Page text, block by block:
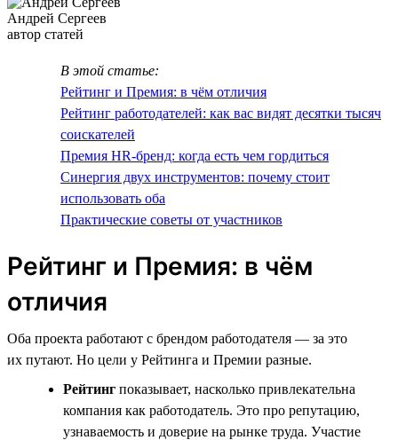
Андрей Сергеев
автор статей
В этой статье:
Рейтинг и Премия: в чём отличия
Рейтинг работодателей: как вас видят десятки тысяч
соискателей
Премия HR-бренд: когда есть чем гордиться
Синергия двух инструментов: почему стоит
использовать оба
Практические советы от участников
Рейтинг и Премия: в чём
отличия
Оба проекта работают с брендом работодателя — за это
их путают. Но цели у Рейтинга и Премии разные.
Рейтинг показывает, насколько привлекательна
компания как работодатель. Это про репутацию,
узнаваемость и доверие на рынке труда. Участие